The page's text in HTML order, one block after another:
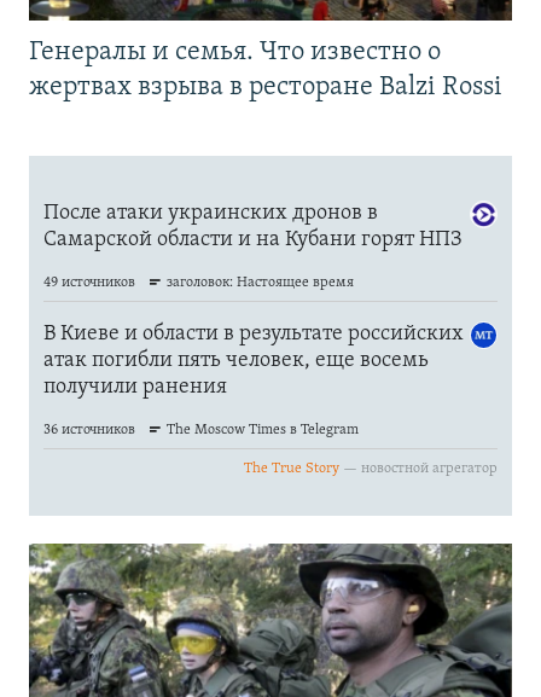
Генералы и семья. Что известно о
жертвах взрыва в ресторане Balzi Rossi